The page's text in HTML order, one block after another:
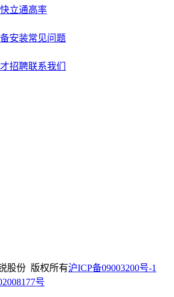
快立通高率
安装常见问题
招聘联系我们
股份 版权所有沪ICP备09003200号-1
号